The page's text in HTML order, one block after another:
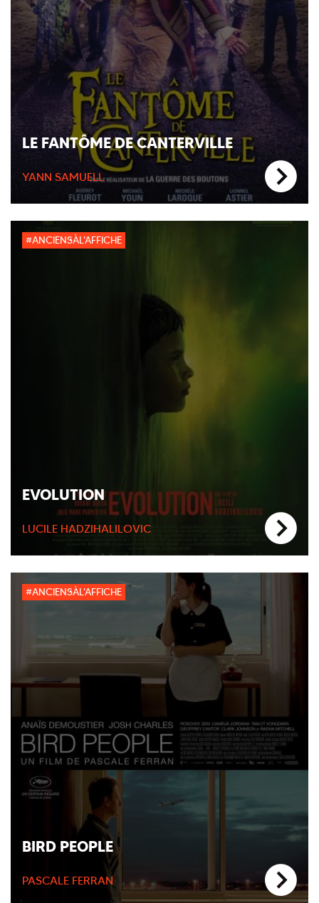
LE FANTÔME DE CANTERVILLE
YANN SAMUELL
#ANCIENSÀL'AFFICHE
EVOLUTION
LUCILE HADZIHALILOVIC
#ANCIENSÀL'AFFICHE
BIRD PEOPLE
PASCALE FERRAN